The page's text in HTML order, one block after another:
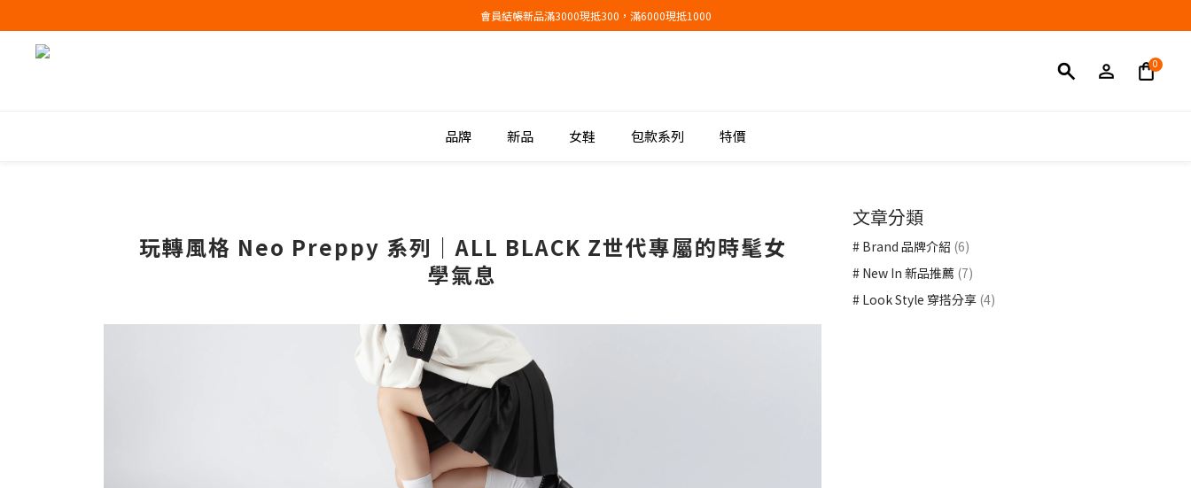
會員結帳新品滿3000現抵300，滿6000現抵1000
會員結帳新品滿3000現抵300，滿6000現抵1000
品牌 新品 女鞋 包款系列 特價
玩轉風格 Neo Preppy 系列｜ALL BLACK Z世代專屬的時髦女
學氣息
文章分類
# Brand 品牌介紹 (6)
# New In 新品推薦 (7)
# Look Style 穿搭分享 (4)